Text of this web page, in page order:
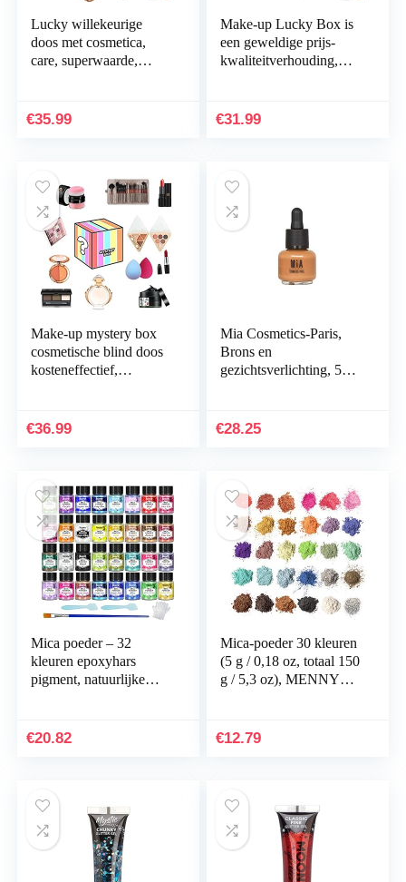
Lucky willekeurige
doos met cosmetica,
care, superwaarde,
€35.99
Make-up Lucky Box is
een geweldige prijs-
kwaliteitverhouding,
€31.99
Make-up mystery box
cosmetische blind doos
kosteneffectief,
om te openen
€36.99
Mia Cosmetics-Paris,
Brons en
gezichtsverlichting, 5
€28.25
Mica poeder – 32
kleuren epoxyhars
pigment, natuurlijke
maken van…
€20.82
Mica-poeder 30 kleuren
(5 g / 0,18 oz, totaal 150
g / 5,3 oz), MENNYO
voor…
€12.79